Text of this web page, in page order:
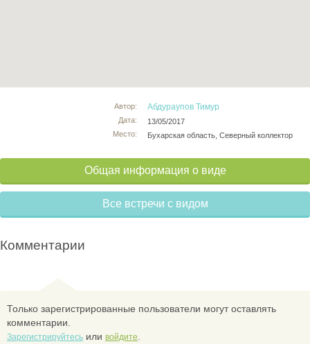
Автор:
Дата:
Место:
Абдураупов Тимур
13/05/2017
Бухарская область, Северный коллектор
Общая информация о виде
Все встречи с видом
Комментарии
Только зарегистрированные пользователи могут оставлять
комментарии.
Зарегистрируйтесь или войдите